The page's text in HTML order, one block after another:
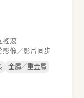
搖滾
影像／影片同步
金屬／重金屬